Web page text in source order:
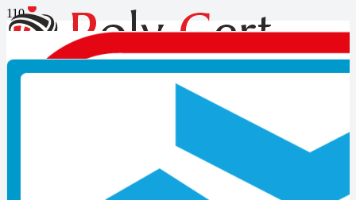
MYK Belgesi Almanın Yolları
MYK Belgesi Almanın Yolları